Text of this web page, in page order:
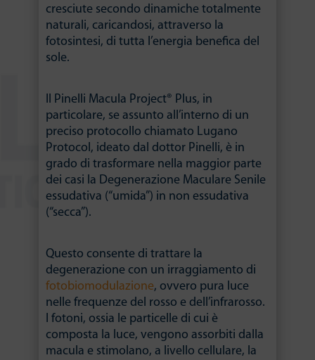
cresciute secondo dinamiche totalmente
naturali, caricandosi, attraverso la
fotosintesi, di tutta l’energia benefica del
sole.
Il Pinelli Macula Project® Plus, in
particolare, se assunto all’interno di un
preciso protocollo chiamato Lugano
Protocol, ideato dal dottor Pinelli, è in
grado di trasformare nella maggior parte
dei casi la Degenerazione Maculare Senile
essudativa (“umida”) in non essudativa
(“secca”).
Questo consente di trattare la
degenerazione con un irraggiamento di
fotobiomodulazione, ovvero pura luce
nelle frequenze del rosso e dell’infrarosso.
I fotoni, ossia le particelle di cui è
composta la luce, vengono assorbiti dalla
macula e stimolano, a livello cellulare, la